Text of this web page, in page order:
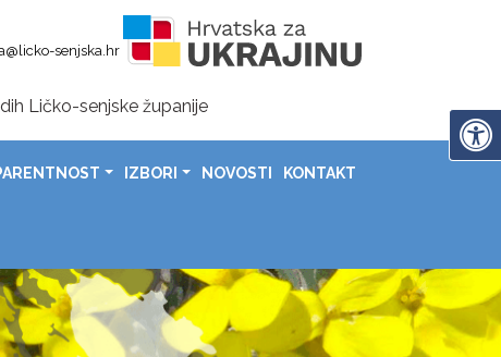
senjska.hr
Ličko-senjske županije
područje za 19 poginulih hrvatskih branitelja u
i domovinske zahvalnosti, Dana hrvatskih branitelja i 31. obljetnice vojno-redarstvene operacije
Dana općine Lovinac
IZBORI NOVOSTI KONTAKT